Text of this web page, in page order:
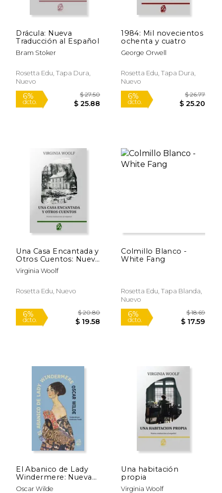
Drácula: Nueva
Traducción al Español
Bram Stoker
Rosetta Edu, Tapa Dura,
Nuevo
dcto.
1984: Mil novecientos
ochenta y cuatro
George Orwell
Rosetta Edu, Tapa Dura,
Nuevo
6%
dcto.
Una Casa Encantada y
Otros Cuentos: Nueva
Traducción al Español
Virginia Woolf
Rosetta Edu, Nuevo
Colmillo Blanco -
White Fang
Rosetta Edu, Tapa Blanda,
Nuevo
El Abanico de Lady
Windermere: Nueva
Traducción al Español
Oscar Wilde
Una habitación
propia
Virginia Woolf